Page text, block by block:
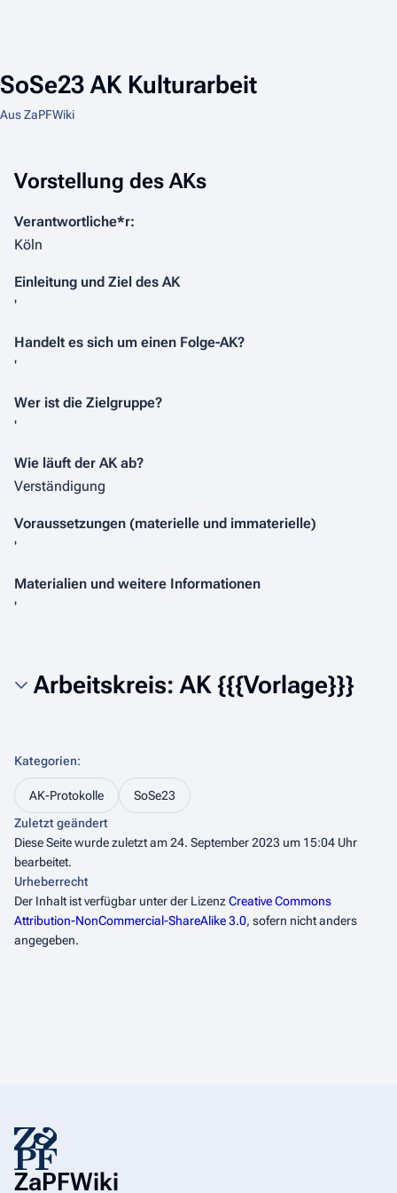
SoSe23 AK Kulturarbeit
Aus ZaPFWiki
Vorstellung des AKs
Verantwortliche*r:
Köln
Einleitung und Ziel des AK
'
Handelt es sich um einen Folge-AK?
'
Wer ist die Zielgruppe?
'
Wie läuft der AK ab?
Verständigung
Voraussetzungen (materielle und immaterielle)
'
Materialien und weitere Informationen
'
Arbeitskreis: AK {{{Vorlage}}}
Kategorien:
AK-Protokolle
SoSe23
Zuletzt geändert
Diese Seite wurde zuletzt am 24. September 2023 um 15:04 Uhr
bearbeitet.
Urheberrecht
Der Inhalt ist verfügbar unter der LizenzCreative Commons
Attribution-NonCommercial-ShareAlike 3.0, sofern nicht anders
angegeben.
ZaPFWiki